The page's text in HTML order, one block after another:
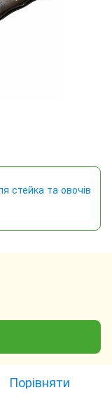
стейка та овочів
Порівняти